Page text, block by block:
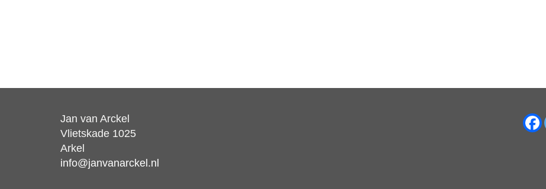
Jan van Arckel
Vlietskade 1025
Arkel
info@janvanarckel.nl